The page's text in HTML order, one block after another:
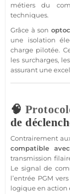
métiers du
techniques.
Grâce à son
une isolation
charge pilotée.
les surcharges,
assurant une
🧠
de
Contrairement
compatible
transmission
Le signal de
l’entrée PGM
logique en action